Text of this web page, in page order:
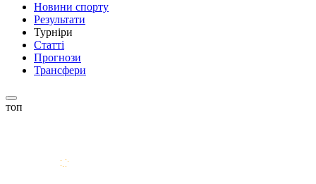
Новини спорту
Результати
Турніри
Статті
Прогнози
Трансфери
топ